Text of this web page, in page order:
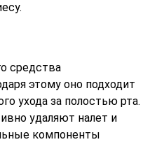
средства
этому оно подходит
ухода за полостью рта.
удаляют налет и
компоненты